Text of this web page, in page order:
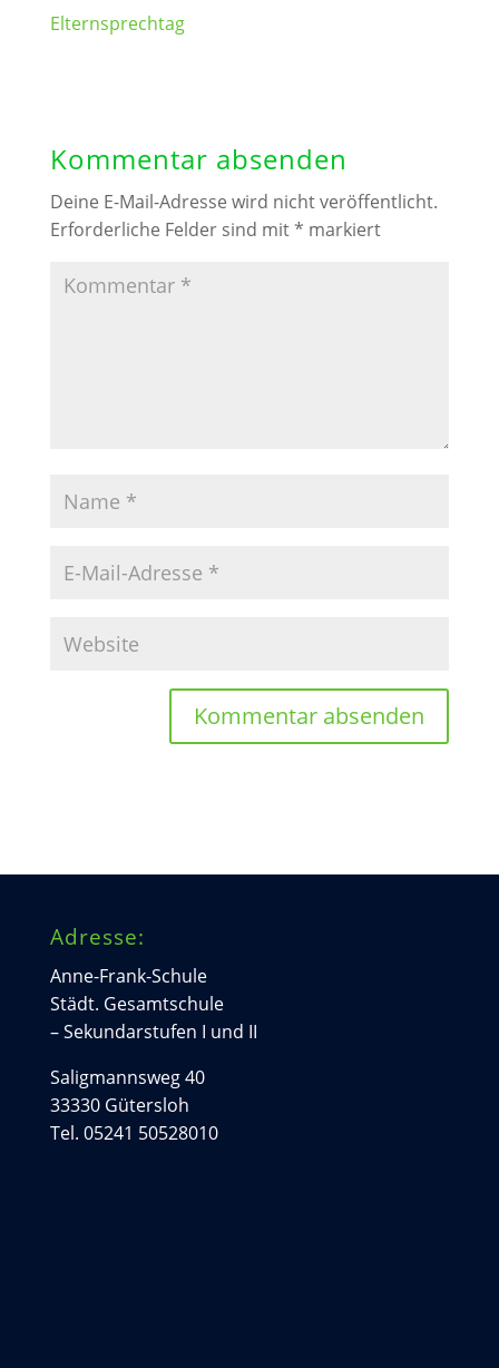
Elternsprechtag
Kommentar absenden
Deine E-Mail-Adresse wird nicht veröffentlicht.
Erforderliche Felder sind mit* markiert
Adresse:
Anne-Frank-Schule
Städt. Gesamtschule
– Sekundarstufen I und II
Saligmannsweg 40
33330 Gütersloh
Tel. 05241 50528010